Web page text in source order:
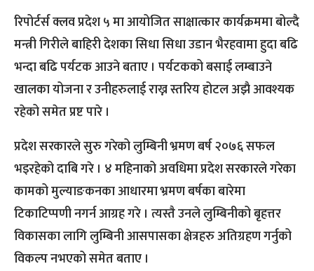
रिपोर्टर्स क्लव प्रदेश ५ मा आयोजित साक्षात्कार कार्यक्रममा बोल्दै
मन्त्री गिरीले बाहिरी देशका सिधा सिधा उडान भैरहवामा हुदा बढि
भन्दा बढि पर्यटक आउने बताए । पर्यटकको बसाई लम्बाउने
खालका योजना र उनीहरुलाई राख्न स्तरिय होटल अझै आवश्यक
रहेको समेत प्रष्ट पारे ।
प्रदेश सरकारले सुरु गरेको लुम्बिनी भ्रमण बर्ष २०७६ सफल
भइरहेको दाबि गरे । ४ महिनाको अवधिमा प्रदेश सरकारले गरेका
कामको मुल्याङकनका आधारमा भ्रमण बर्षका बारेमा
टिकाटिप्पणी नगर्न आग्रह गरे । त्यस्तै उनले लुम्बिनीको बृहत्तर
विकासका लागि लुम्बिनी आसपासका क्षेत्रहरु अतिग्रहण गर्नुको
विकल्प नभएको समेत बताए ।